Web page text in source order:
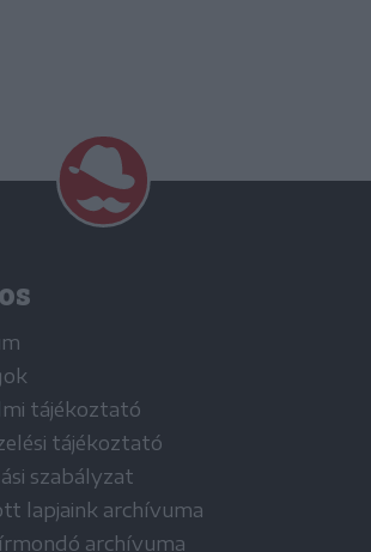
tájékoztató
tájékoztató
szabályzat
lapjaink archívuma
archívuma